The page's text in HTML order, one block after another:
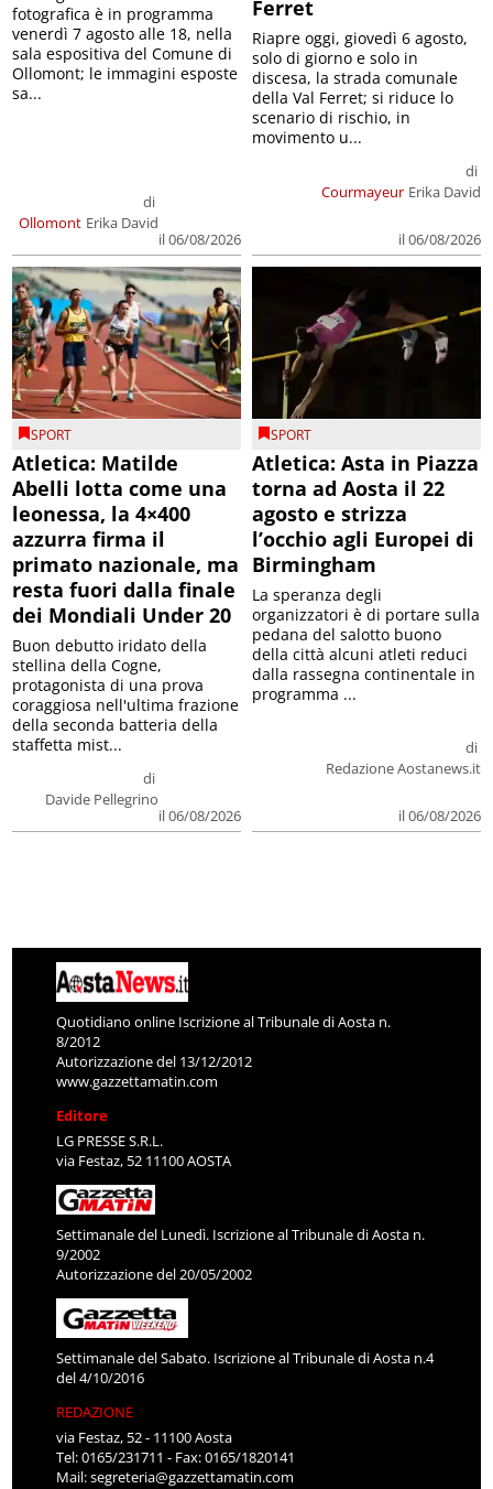
Ollomont
di
Erika David
il 06/08/2026
fotografica è in programma
venerdì 7 agosto alle 18, nella
sala espositiva del Comune di
Ollomont; le immagini esposte
sa...
Ferret
Courmayeur
di
Erika David
il 06/08/2026
Riapre oggi, giovedì 6 agosto,
solo di giorno e solo in
discesa, la strada comunale
della Val Ferret; si riduce lo
scenario di rischio, in
movimento u...
SPORT
Atletica: Matilde
Abelli lotta come una
leonessa, la 4×400
azzurra firma il
primato nazionale, ma
resta fuori dalla finale
dei Mondiali Under 20
di
Davide Pellegrino
il 06/08/2026
Buon debutto iridato della
stellina della Cogne,
protagonista di una prova
coraggiosa nell'ultima frazione
della seconda batteria della
staffetta mist...
SPORT
Atletica: Asta in Piazza
torna ad Aosta il 22
agosto e strizza
l’occhio agli Europei di
Birmingham
di
Redazione Aostanews.it
il 06/08/2026
La speranza degli
organizzatori è di portare sulla
pedana del salotto buono
della città alcuni atleti reduci
dalla rassegna continentale in
programma ...
Quotidiano online Iscrizione al Tribunale di Aosta n.
8/2012
Autorizzazione del 13/12/2012
www.gazzettamatin.com
Editore
LG PRESSE S.R.L.
via Festaz, 52 11100 AOSTA
Settimanale del Lunedì. Iscrizione al Tribunale di Aosta n.
9/2002
Autorizzazione del 20/05/2002
Settimanale del Sabato. Iscrizione al Tribunale di Aosta n.4
del 4/10/2016
REDAZIONE
via Festaz, 52 - 11100 Aosta
Tel: 0165/231711 - Fax: 0165/1820141
Mail:segreteria@gazzettamatin.com